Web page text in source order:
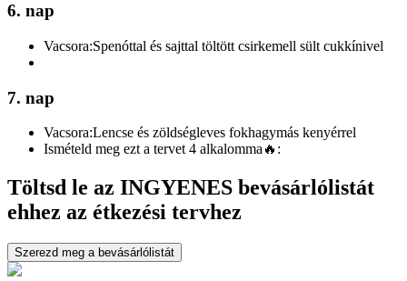
6. nap
Vacsora:Spenóttal és sajttal töltött csirkemell sült cukkínivel
7. nap
Vacsora:Lencse és zöldségleves fokhagymás kenyérrel
Ismételd meg ezt a tervet 4 alkalomma🔥:
Töltsd le az INGYENES bevásárlólistát
ehhez az étkezési tervhez
Szerezd meg a bevásárlólistát